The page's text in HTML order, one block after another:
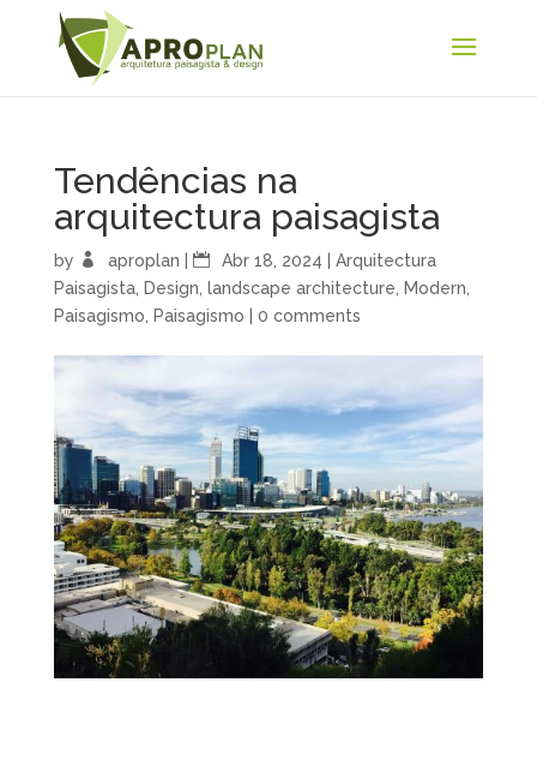
Tendências na
arquitectura paisagista
by aproplan Abr 18, 2024
Arquitectura
Paisagista, Design landscape architecture Modern
Paisagismo
Paisagismo 0 comments